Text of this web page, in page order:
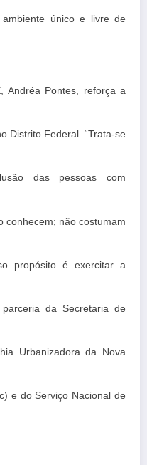
único e livre de
Andréa Pontes, reforça a
Distrito Federal. “Trata-se
das pessoas com
conhecem; não costumam
propósito é exercitar a
da Secretaria de
Urbanizadora da Nova
e do Serviço Nacional de